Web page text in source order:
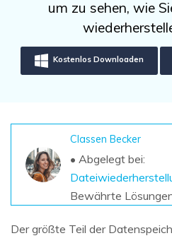
Unbegrenzte Daten
wiederherstellen
Verlorene/gel?schte
Datenverlust-Szenarien
Aktuelles Thema
search
um zu sehen, wie
Kostenlos Downloaden
Classen Becker
• Abgelegt bei:
Bewährte
Der größte Teil der